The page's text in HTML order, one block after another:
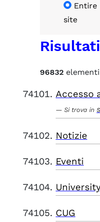
Entire
site
96832
Accesso
Si trova in
Notizie
Eventi
CUG